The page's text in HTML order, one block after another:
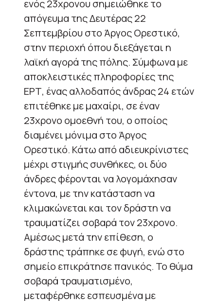
ενός 23χρονου σημειώθηκε το
απόγευμα της Δευτέρας 22
Σεπτεμβρίου στο Άργος Ορεστικό,
στην περιοχή όπου διεξάγεται η
λαϊκή αγορά της πόλης. Σύμφωνα με
αποκλειστικές πληροφορίες της
ΕΡΤ, ένας αλλοδαπός άνδρας 24 ετών
επιτέθηκε με μαχαίρι, σε έναν
23χρονο ομοεθνή του, ο οποίος
διαμένει μόνιμα στο Άργος
Ορεστικό. Κάτω από αδιευκρίνιστες
μέχρι στιγμής συνθήκες, οι δύο
άνδρες φέρονται να λογομάχησαν
έντονα, με την κατάσταση να
κλιμακώνεται και τον δράστη να
τραυματίζει σοβαρά τον 23χρονο.
Αμέσως μετά την επίθεση, ο
δράστης τράπηκε σε φυγή, ενώ στο
σημείο επικράτησε πανικός. Το θύμα
σοβαρά τραυματισμένο,
μεταφέρθηκε εσπευσμένα με